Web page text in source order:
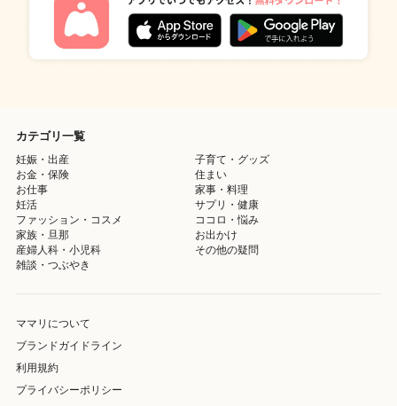
カテゴリ一覧
妊娠・出産
子育て・グッズ
お金・保険
住まい
お仕事
家事・料理
妊活
サプリ・健康
ファッション・コスメ
ココロ・悩み
家族・旦那
お出かけ
産婦人科・小児科
その他の疑問
雑談・つぶやき
ママリについて
ブランドガイドライン
利用規約
プライバシーポリシー